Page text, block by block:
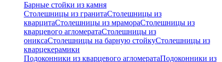
Барные стойки из камня
Столешницы из гранитаСтолешницы из
кварцитаСтолешницы из мрамораСтолешницы из
кварцевого агломератаCтолешницы из
ониксаСтолешницы на барную стойкуСтолешницы из
кварцекерамики
Подоконники из кварцевого агломератаПодоконники из